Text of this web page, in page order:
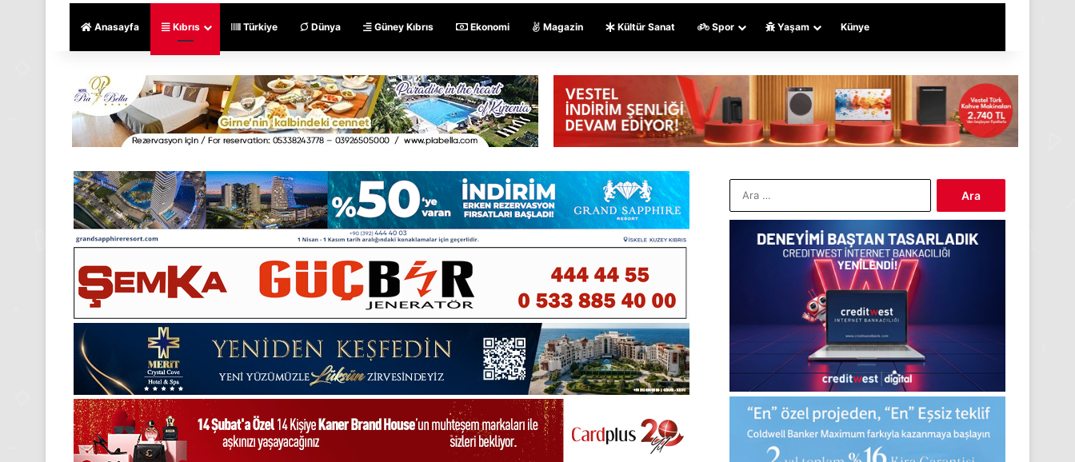
Anasayfa Kıbrıs Türkiye Dünya Güney Kıbrıs Ekonomi Magazin Kültür Sanat Spor Yaşam Künye